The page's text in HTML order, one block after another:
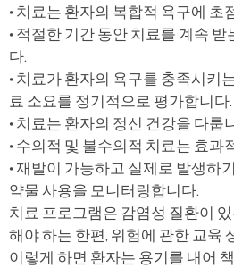
• 치료는 환자의 복합적 욕구에 초
• 적절한 기간 동안 치료를 계속
다.
• 치료가 환자의 욕구를 충족시키
료 소요를 정기적으로 평가합니다.
• 치료는 환자의 정신 건강을 다룹
• 수의적 및 불수의적 치료는 효과
• 재발이 가능하고 실제로 발생하
약물 사용을 모니터링합니다.
치료 프로그램은 감염성 질환이
해야 하는 한편, 위험에 관한 교육
이렇게 하면 환자는 용기를 내어